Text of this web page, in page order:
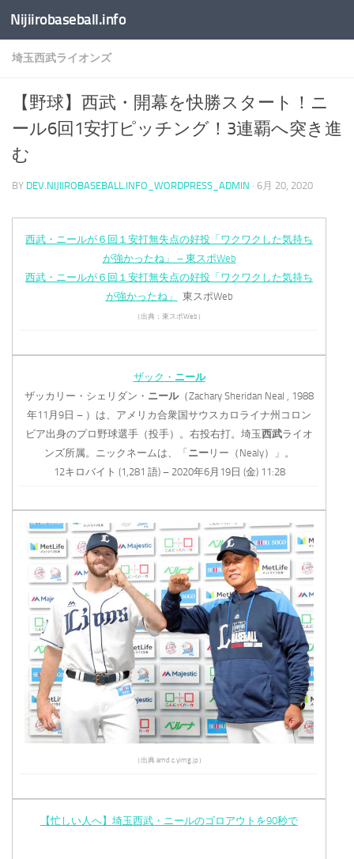
コンテンツへスキップ
Nijiirobaseball.info
埼玉西武ライオンズ
【野球】西武・開幕を快勝スタート！ニ
ール6回1安打ピッチング！3連覇へ突き進
む
BY DEV.NIJIIROBASEBALL.INFO_WORDPRESS_ADMIN · 6月 20, 2020
西武・ニールが６回１安打無失点の好投「ワクワクした気持ち
が強かったね」 – 東スポWeb
西武・ニールが６回１安打無失点の好投「ワクワクした気持ち
が強かったね」
東スポWeb
（出典：東スポWeb）
ザック・ ニール
ザッカリー・シェリダン・ ニール（Zachary Sheridan Neal , 1988
年11月9日 – ）は、アメリカ合衆国サウスカロライナ州コロン
ビア出身のプロ野球選手（投手）。右投右打。埼玉西武ライオ
ンズ所属。ニックネームは、「ニーリー（Nealy）」。
12キロバイト (1,281 語) – 2020年6月19日 (金) 11:28
（出典 amd.c.yimg.jp）
【忙しい人へ】埼玉西武・ニールのゴロアウトを90秒で